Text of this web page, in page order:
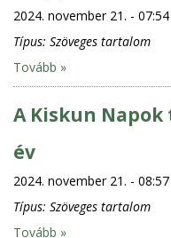
2024. november 21. - 07:54
Típus: Szöveges tartalom
Tovább »
A Kiskun Napok
év
2024. november 21. - 08:57
Típus: Szöveges tartalom
Tovább »